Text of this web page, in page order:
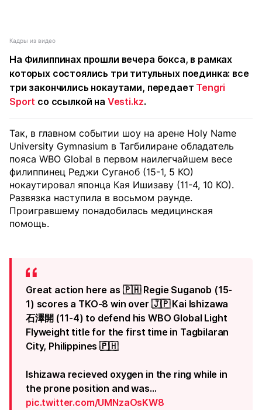
Кадры из видео
На Филиппинах прошли вечера бокса, в рамках
которых состоялись три титульных поединка: все
три закончились нокаутами, передает Tengri
Sport со ссылкой на Vesti.kz.
Так, в главном событии шоу на арене Holy Name
University Gymnasium в Тагбилиране обладатель
пояса WBO Global в первом наилегчайшем весе
филиппинец Реджи Суганоб (15-1, 5 КО)
нокаутировал японца Кая Ишизаву (11-4, 10 КО).
Развязка наступила в восьмом раунде.
Проигравшему понадобилась медицинская
помощь.
Great action here as 🇵🇭 Regie Suganob (15-
1) scores a TKO-8 win over 🇯🇵 Kai Ishizawa
石澤開 (11-4) to defend his WBO Global Light
Flyweight title for the first time in Tagbilaran
City, Philippines 🇵🇭
Ishizawa recieved oxygen in the ring while in
the prone position and was…
pic.twitter.com/UMNzaOsKW8